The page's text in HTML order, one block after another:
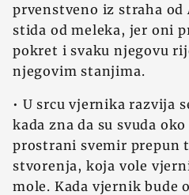
prvenstveno iz straha od
stida od meleka, jer oni
pokret i svaku njegovu
njegovim stanjima.
• U srcu vjernika razvija
kada zna da su svuda
prostrani svemir prepun
stvorenja, koja vole
mole. Kada vjernik bude